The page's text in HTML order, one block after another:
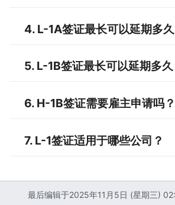
4. L-1A签证最长可以延期多久
5. L-1B签证最长可以延期多久
6. H-1B签证需要雇主申请吗？
7. L-1签证适用于哪些公司？
最后编辑于2025年11月5日 (星期三)